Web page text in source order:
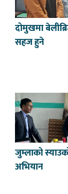
दोमुखमा
सहज हुने
जुम्लाको
अभियान